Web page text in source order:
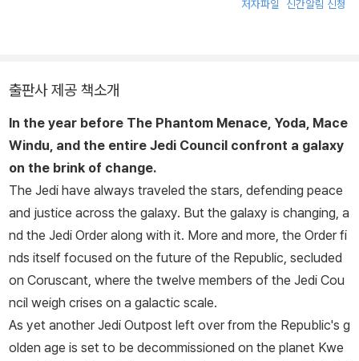
저자파일 신간알림 신청
출판사 제공 책소개
In the year before The Phantom Menace, Yoda, Mace
Windu, and the entire Jedi Council confront a galaxy
on the brink of change.
The Jedi have always traveled the stars, defending peace
and justice across the galaxy. But the galaxy is changing, a
nd the Jedi Order along with it. More and more, the Order fi
nds itself focused on the future of the Republic, secluded
on Coruscant, where the twelve members of the Jedi Cou
ncil weigh crises on a galactic scale.
As yet another Jedi Outpost left over from the Republic's g
olden age is set to be decommissioned on the planet Kwe